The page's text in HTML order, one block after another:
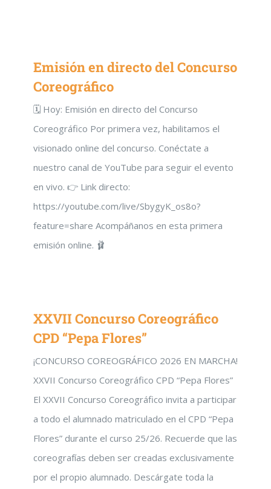
Emisión en directo del Concurso
Coreográfico
🗓️ Hoy: Emisión en directo del Concurso
Coreográfico Por primera vez, habilitamos el
visionado online del concurso. Conéctate a
nuestro canal de YouTube para seguir el evento
en vivo. 👉 Link directo:
https://youtube.com/live/SbygyK_os8o?
feature=share Acompáñanos en esta primera
emisión online. 🩰
XXVII Concurso Coreográfico
CPD “Pepa Flores”
¡CONCURSO COREOGRÁFICO 2026 EN MARCHA!
XXVII Concurso Coreográfico CPD “Pepa Flores”
El XXVII Concurso Coreográfico invita a participar
a todo el alumnado matriculado en el CPD “Pepa
Flores” durante el curso 25/26. Recuerde que las
coreografías deben ser creadas exclusivamente
por el propio alumnado. Descárgate toda la